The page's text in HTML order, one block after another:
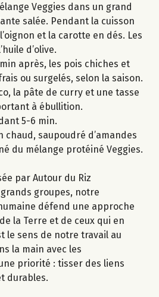
Veggies dans un grand
salée. Pendant la cuisson
et la carotte en dés. Les
d’olive.
après, les pois chiches et
ou surgelés, selon la saison.
la pâte de curry et une tasse
à ébullition.
5-6 min.
chaud, saupoudré d’amandes
du mélange protéiné Veggies.
par Autour du Riz
groupes, notre
défend une approche
la Terre et de ceux qui en
le sens de notre travail au
la main avec les
priorité : tisser des liens
durables.